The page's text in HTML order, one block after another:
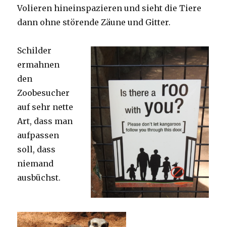
Volieren hineinspazieren und sieht die Tiere
dann ohne störende Zäune und Gitter.
Schilder
ermahnen
den
Zoobesucher
auf sehr nette
Art, dass man
aufpassen
soll, dass
niemand
ausbüchst.